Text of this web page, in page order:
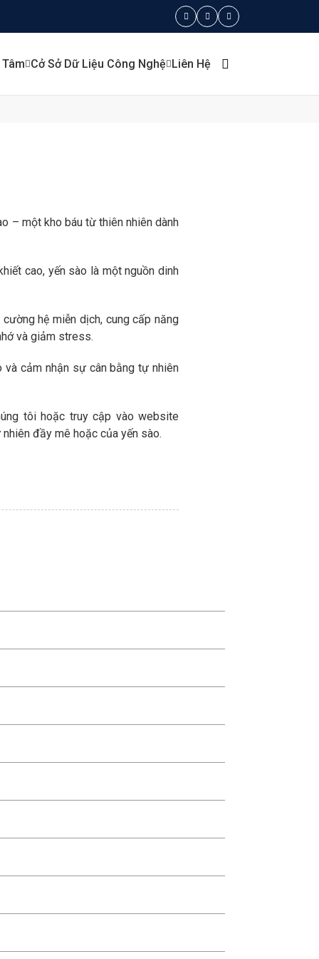
Cở Sở Dữ Liệu Công Nghệ Liên Hệ
– một kho báu từ thiên nhiên dành
cao, yến sào là một nguồn dinh
hệ miễn dịch, cung cấp năng
và giảm stress.
cảm nhận sự cân bằng tự nhiên
tôi hoặc truy cập vào website
đầy mê hoặc của yến sào.